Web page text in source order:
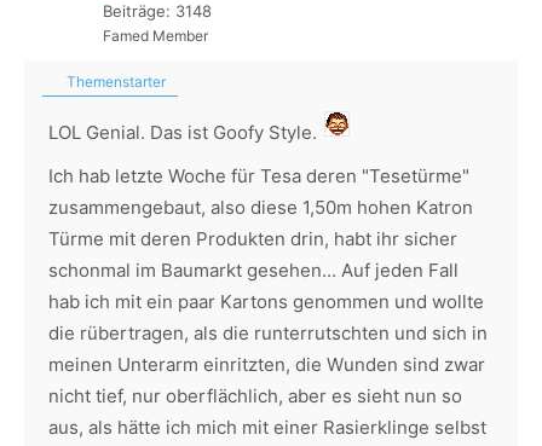
Beiträge: 3148
Famed Member
Themenstarter
LOL Genial. Das ist Goofy Style.
Ich hab letzte Woche für Tesa deren "Tesetürme"
zusammengebaut, also diese 1,50m hohen Katron
Türme mit deren Produkten drin, habt ihr sicher
schonmal im Baumarkt gesehen... Auf jeden Fall
hab ich mit ein paar Kartons genommen und wollte
die rübertragen, als die runterrutschten und sich in
meinen Unterarm einritzten, die Wunden sind zwar
nicht tief, nur oberflächlich, aber es sieht nun so
aus, als hätte ich mich mit einer Rasierklinge selbst